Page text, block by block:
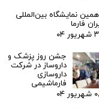
نمایشگاه بین‌المللی
فارما
۰۴
جشن روز پزشک و
داروساز در شرکت
داروسازی
فارماشیمی
۰۴